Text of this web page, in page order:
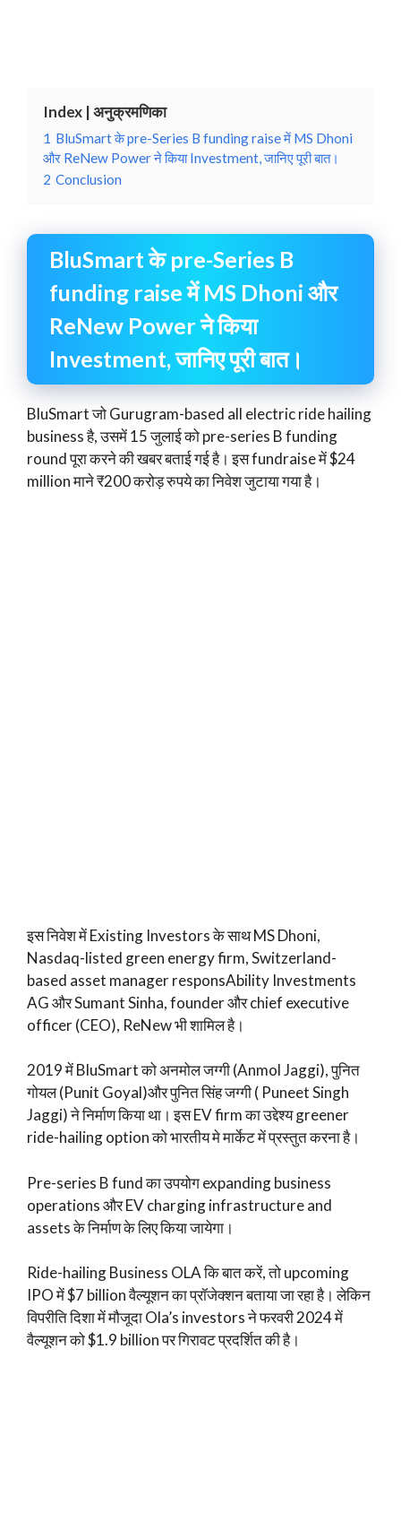
Index | अनुक्रमणिका
1 BluSmart के pre-Series B funding raise में MS Dhoni
और ReNew Power ने किया Investment, जानिए पूरी बात।
2 Conclusion
BluSmart के pre-Series B
funding raise में MS Dhoni और
ReNew Power ने किया
Investment, जानिए पूरी बात।
BluSmart जो Gurugram-based all electric ride hailing
business है, उसमें 15 जुलाई को pre-series B funding
round पूरा करने की खबर बताई गई है। इस fundraise में $24
million माने ₹200 करोड़ रुपये का निवेश जुटाया गया है।
इस निवेश में Existing Investors के साथ MS Dhoni,
Nasdaq-listed green energy firm, Switzerland-
based asset manager responsAbility Investments
AG और Sumant Sinha, founder और chief executive
officer (CEO), ReNew भी शामिल है।
2019 में BluSmart को अनमोल जग्गी (Anmol Jaggi), पुनित
गोयल (Punit Goyal)और पुनित सिंह जग्गी ( Puneet Singh
Jaggi) ने निर्माण किया था। इस EV firm का उद्देश्य greener
ride-hailing option को भारतीय मे मार्केट में प्रस्तुत करना है।
Pre-series B fund का उपयोग expanding business
operations और EV charging infrastructure and
assets के निर्माण के लिए किया जायेगा।
Ride-hailing Business OLA कि बात करें, तो upcoming
IPO में $7 billion वैल्यूशन का प्रॉजेक्शन बताया जा रहा है। लेकिन
विपरीति दिशा में मौजूदा Ola’s investors ने फरवरी 2024 में
वैल्यूशन को $1.9 billion पर गिरावट प्रदर्शित की है।